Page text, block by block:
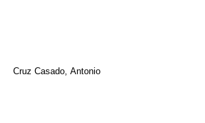
Cruz Casado, Antonio